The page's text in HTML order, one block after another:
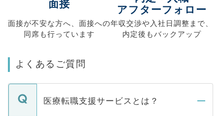
面接
面接が不安な方へ、 面接への
同席も行っています
アフターフォロー
年収交渉や入社日調整まで、
内定後もバックアップ
よくあるご質問
医療転職支援サービスとは？